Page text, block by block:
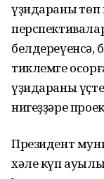
үҙидараның
белдереүенсә,
тиклемге
үҙидараны
нигеҙҙәре
Президент
хәле күп